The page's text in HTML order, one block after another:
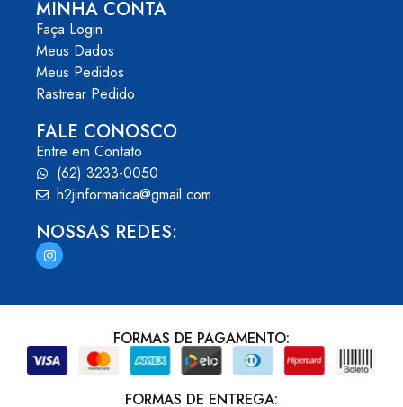
MINHA CONTA
Faça Login
Meus Dados
Meus Pedidos
Rastrear Pedido
FALE CONOSCO
Entre em Contato
(62) 3233-0050
h2jinformatica@gmail.com
NOSSAS REDES:
FORMAS DE PAGAMENTO:
FORMAS DE ENTREGA: